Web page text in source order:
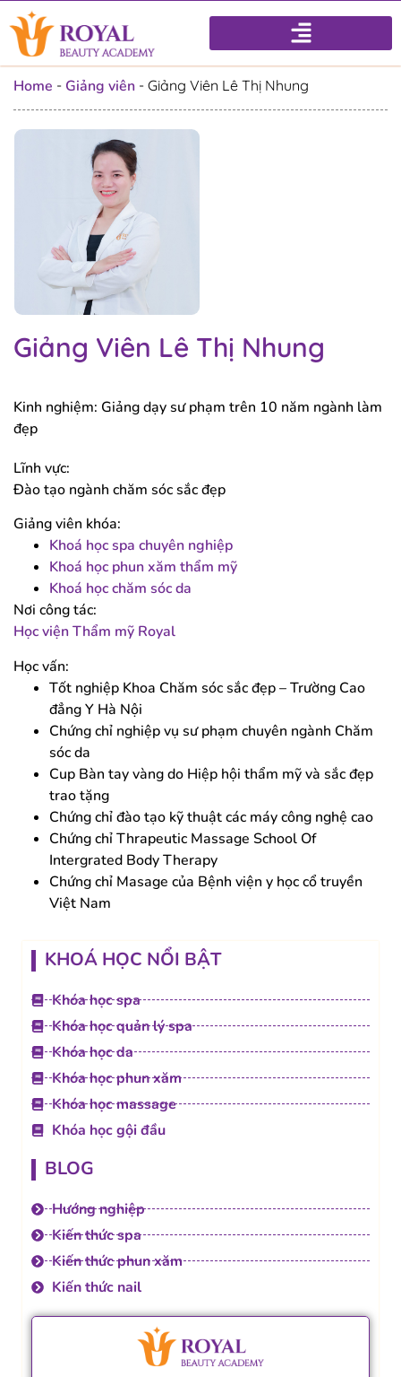
Home - Giảng viên - Giảng Viên Lê Thị Nhung
Giảng Viên Lê Thị Nhung
Kinh nghiệm: Giảng dạy sư phạm trên 10 năm ngành làm
đẹp
Lĩnh vực:
Đào tạo ngành chăm sóc sắc đẹp
Giảng viên khóa:
Khoá học spa chuyên nghiệp
Khoá học phun xăm thẩm mỹ
Khoá học chăm sóc da
Nơi công tác:
Học viện Thẩm mỹ Royal
Học vấn:
Tốt nghiệp Khoa Chăm sóc sắc đẹp – Trường Cao
đẳng Y Hà Nội
Chứng chỉ nghiệp vụ sư phạm chuyên ngành Chăm
sóc da
Cup Bàn tay vàng do Hiệp hội thẩm mỹ và sắc đẹp
trao tặng
Chứng chỉ đào tạo kỹ thuật các máy công nghệ cao
Chứng chỉ Thrapeutic Massage School Of
Intergrated Body Therapy
Chứng chỉ Masage của Bệnh viện y học cổ truyền
Việt Nam
KHOÁ HỌC NỔI BẬT
Khóa học spa
Khóa học quản lý spa
Khóa học da
Khóa học phun xăm
Khóa học massage
Khóa học gội đầu
BLOG
Hướng nghiệp
Kiến thức spa
Kiến thức phun xăm
Kiến thức nail